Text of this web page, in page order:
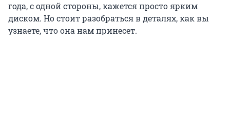
года, с одной стороны, кажется просто ярким
диском. Но стоит разобраться в деталях, как вы
узнаете, что она нам принесет.